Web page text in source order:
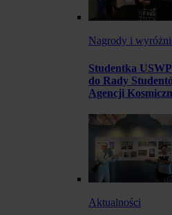
Nagrody i
Studentka
do Rady
Agencji
Aktualności